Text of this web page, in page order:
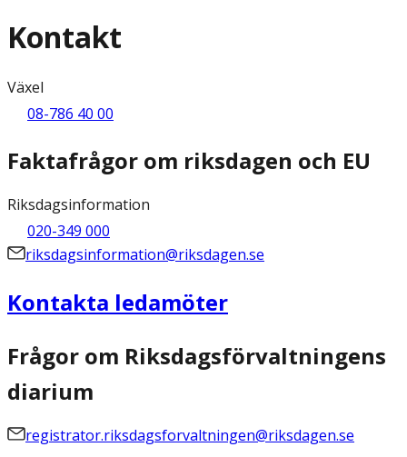
Kontakt
Växel
08-786 40 00
Faktafrågor om riksdagen och EU
Riksdagsinformation
020-349 000
riksdagsinformation@riksdagen.se
Kontakta ledamöter
Frågor om Riksdagsförvaltningens
diarium
registrator.riksdagsforvaltningen@riksdagen.se